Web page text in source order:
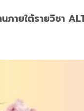
นภายใต้รายวิชา